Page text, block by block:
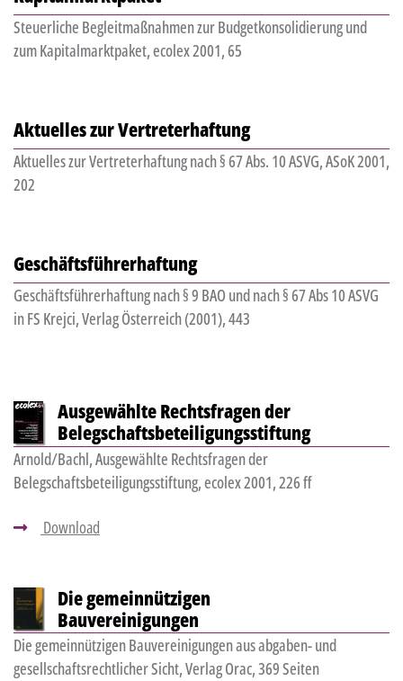
Steuerliche Begleitmaßnahmen zur Budgetkonsolidierung und
zum Kapitalmarktpaket, ecolex 2001, 65
Aktuelles zur Vertreterhaftung
Aktuelles zur Vertreterhaftung nach § 67 Abs. 10 ASVG, ASoK 2001,
202
Geschäftsführerhaftung
Geschäftsführerhaftung nach § 9 BAO und nach § 67 Abs 10 ASVG
in FS Krejci, Verlag Österreich (2001), 443
Ausgewählte Rechtsfragen der
Belegschaftsbeteiligungsstiftung
Arnold/Bachl, Ausgewählte Rechtsfragen der
Belegschaftsbeteiligungsstiftung, ecolex 2001, 226 ff
Download
Die gemeinnützigen
Bauvereinigungen
Die gemeinnützigen Bauvereinigungen aus abgaben- und
gesellschaftsrechtlicher Sicht, Verlag Orac, 369 Seiten